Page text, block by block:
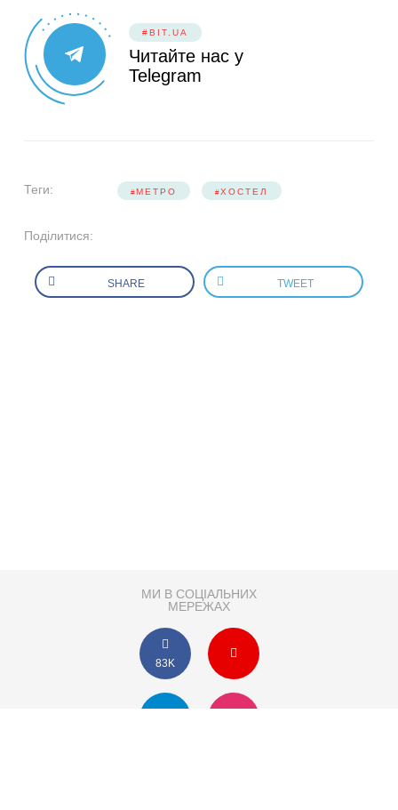
#BIT.UA
Читайте нас у
Telegram
Теги: МЕТРО ХОСТЕЛ
Поділитися:
SHARE TWEET
МИ В СОЦІАЛЬНИХ
МЕРЕЖАХ
83K